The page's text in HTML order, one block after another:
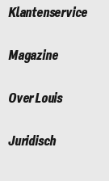
Klantenservice
Magazine
Over Louis
Juridisch